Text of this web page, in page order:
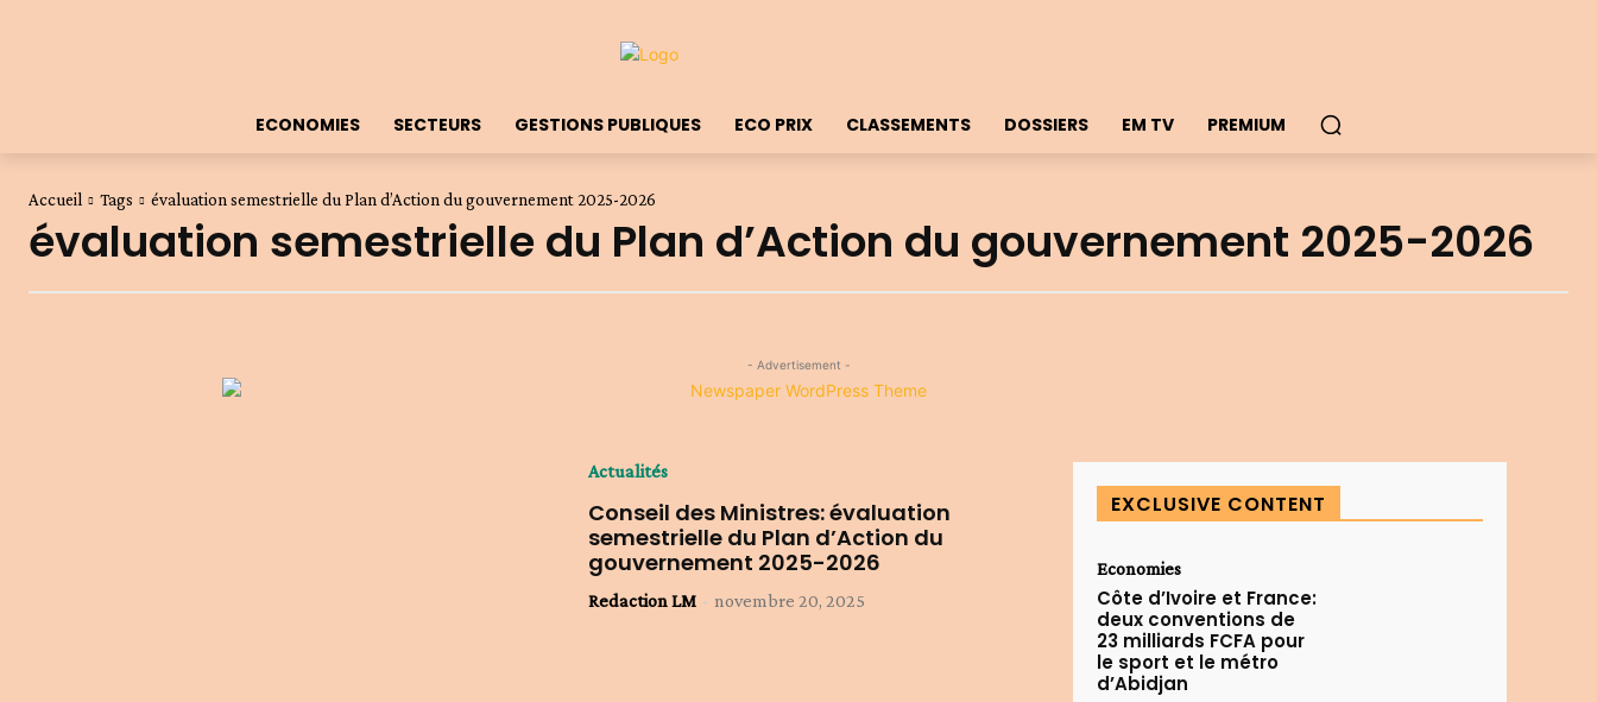
ECONOMIES SECTEURS GESTIONS PUBLIQUES ECO PRIX CLASSEMENTS DOSSIERS EM TV PREMIUM
Accueil Tags évaluation semestrielle du Plan d’Action du gouvernement 2025-2026
évaluation semestrielle du Plan d’Action du gouvernement 2025-2026
- Advertisement -
Actualités
Conseil des Ministres: évaluation
semestrielle du Plan d’Action du
gouvernement 2025-2026
Redaction LM - novembre 20, 2025
EXCLUSIVE CONTENT
Economies
Côte d’Ivoire et France:
deux conventions de
23 milliards FCFA pour
le sport et le métro
d’Abidjan